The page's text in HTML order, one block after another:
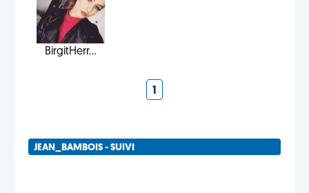
BirgitHerr...
1
JEAN_BAMBOIS - SUIVI